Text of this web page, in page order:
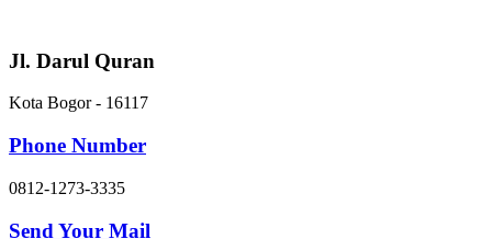
content
Jl. Darul Quran
Kota Bogor - 16117
Phone Number
0812-1273-3335
Send Your Mail